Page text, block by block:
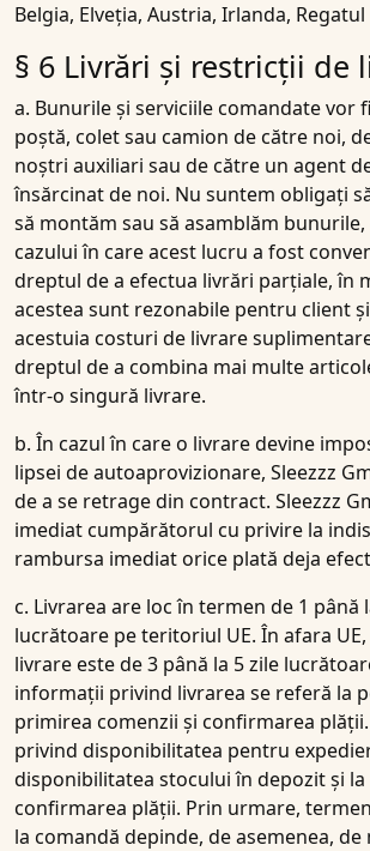
Belgia, Elveția, Austria, Irlanda,
§ 6 Livrări și restricții de
a. Bunurile și serviciile comandate vor
poștă, colet sau camion de către noi,
noștri auxiliari sau de către un agent
însărcinat de noi. Nu suntem obligați
să montăm sau să asamblăm bunurile,
cazului în care acest lucru a fost
dreptul de a efectua livrări parțiale, în
acestea sunt rezonabile pentru client
acestuia costuri de livrare
dreptul de a combina mai multe
într-o singură livrare.
b. În cazul în care o livrare devine
lipsei de autoaprovizionare, Sleezzz
de a se retrage din contract. Sleezzz
imediat cumpărătorul cu privire la
rambursa imediat orice plată deja
c. Livrarea are loc în termen de 1 până
lucrătoare pe teritoriul UE. În afara
livrare este de 3 până la 5 zile
informații privind livrarea se referă la
primirea comenzii și confirmarea
privind disponibilitatea pentru
disponibilitatea stocului în depozit și la
confirmarea plății. Prin urmare,
la comandă depinde, de asemenea,